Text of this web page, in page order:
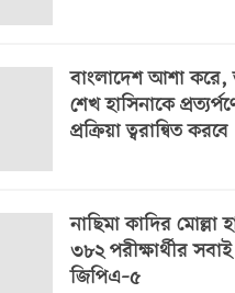
বাংলাদেশ আশা করে,
শেখ হাসিনাকে
প্রক্রিয়া ত্বরান্বিত করবে
নাছিমা কাদির মোল্লা
৩৮২ পরীক্ষার্থীর
জিপিএ–৫